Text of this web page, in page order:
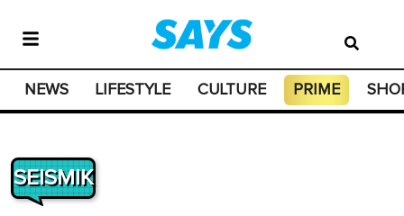
NEWS LIFESTYLE CULTURE PRIME
SEISMIK